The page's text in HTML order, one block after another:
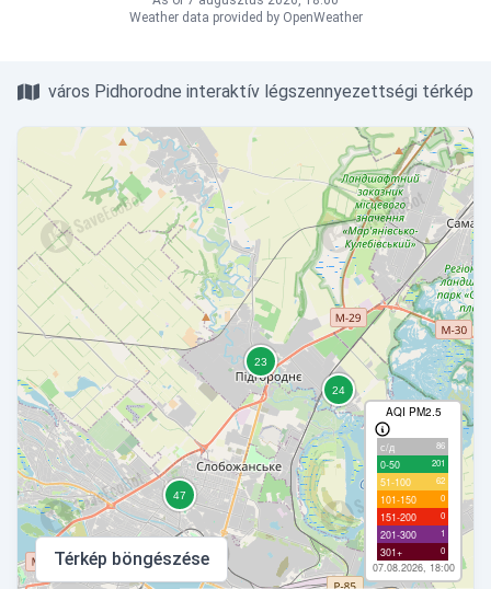
Weather data provided by OpenWeather
város Pidhorodne interaktív légszennyezettségi térkép
AQI PM2.5
с/д 86
0-50 201
51-100 62
101-150 0
151-200 0
201-300 1
301+ 0
07.08.2026, 18:00
Térkép böngészése